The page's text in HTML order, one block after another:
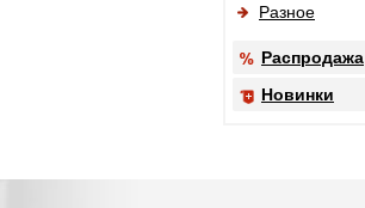
Разное
Распродажа
Новинки